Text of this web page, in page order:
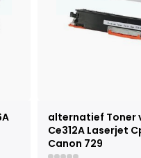
alternatief Toner
Ce312A Laserjet
Canon 729